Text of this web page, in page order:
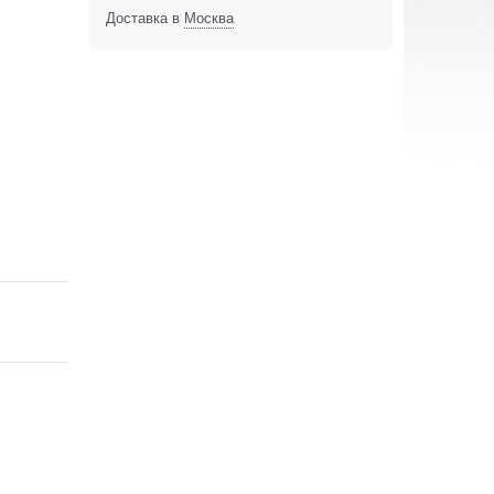
Доставка в Москва